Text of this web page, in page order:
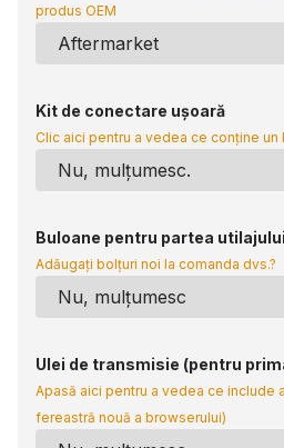
produs OEM
Kit de conectare ușoară
Clic aici pentru a vedea ce conține
Buloane pentru partea
Adăugați bolțuri noi la comanda dvs.?
Ulei de transmisie (pentru
Apasă aici pentru a vedea ce include
fereastră nouă a browserului)